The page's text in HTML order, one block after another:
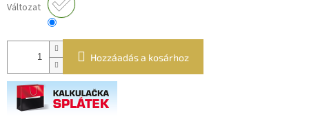
Változat
Hozzáadás a kosárhoz